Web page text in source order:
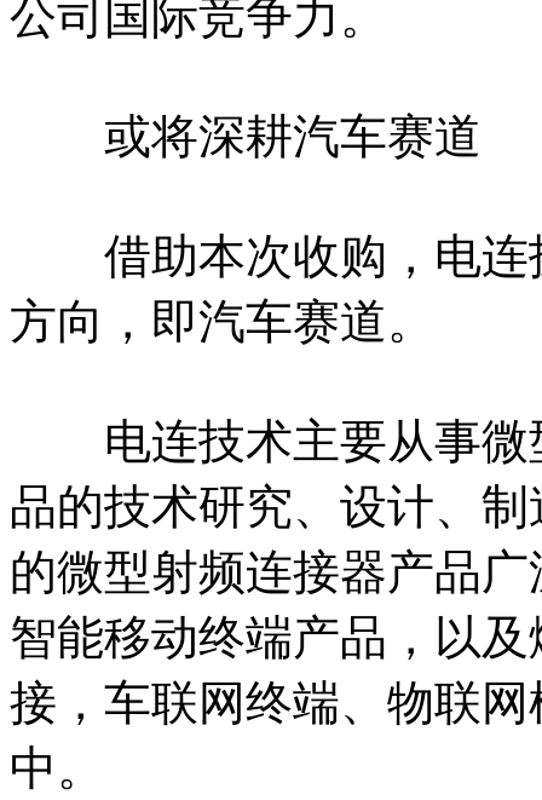
公司国际竞争力。
或将深耕汽车赛道
借助本次收购，电连
方向，即汽车赛道。
电连技术主要从事微
品的技术研究、设计、
的微型射频连接器产品
智能移动终端产品，以
接，车联网终端、物联
中。